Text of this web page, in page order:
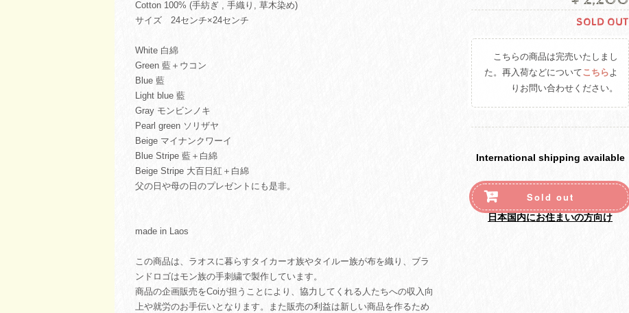
Cotton 100% (手紡ぎ , 手織り, 草木染め)
サイズ 24センチ×24センチ
White 白綿
Green 藍＋ウコン
Blue 藍
Light blue 藍
Gray モンビンノキ
Pearl green ソリザヤ
Beige マイナンクワーイ
Blue Stripe 藍＋白綿
Beige Stripe 大百日紅＋白綿
父の日や母の日のプレゼントにも是非。
made in Laos
この商品は、ラオスに暮らすタイカーオ族やタイルー族が布を織り、ブラ
ンドロゴはモン族の手刺繍で製作しています。
商品の企画販売をCoiが担うことにより、協力してくれる人たちへの収入向
上や就労のお手伝いとなります。また販売の利益は新しい商品を作るため
SOLD OUT
こちらの商品は完売いたしまし
た。再入荷などについてこちらよ
りお問い合わせください。
International shipping available
Sold out
日本国内にお住まいの方向け